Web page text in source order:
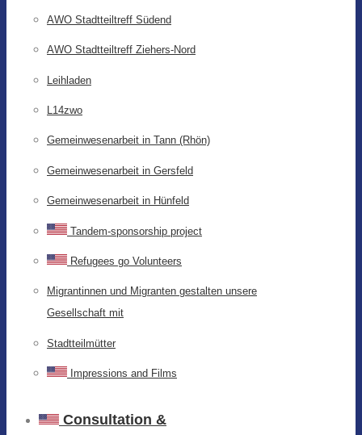
AWO Stadtteiltreff Südend
AWO Stadtteiltreff Ziehers-Nord
Leihladen
L14zwo
Gemeinwesenarbeit in Tann (Rhön)
Gemeinwesenarbeit in Gersfeld
Gemeinwesenarbeit in Hünfeld
Tandem-sponsorship project
Refugees go Volunteers
Migrantinnen und Migranten gestalten unsere
Gesellschaft mit
Stadtteilmütter
Impressions and Films
Consultation &